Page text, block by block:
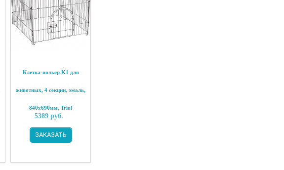
Клетка-вольер K1 для
животных, 4 секции, эмаль,
840х690мм, Triol
5389 руб.
ЗАКАЗАТЬ